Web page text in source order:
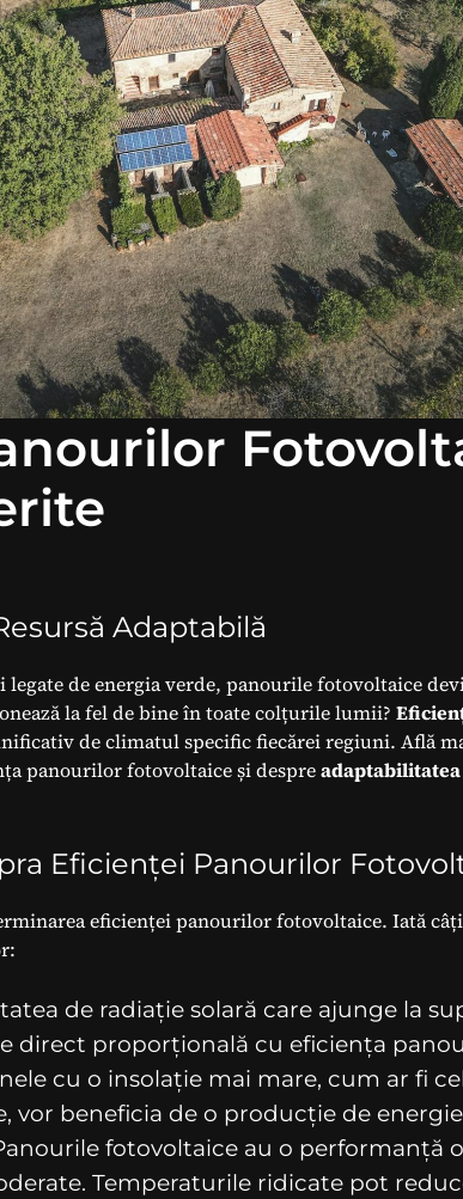
Adaptabilă
de energia verde, panourile fotovoltaice
la fel de bine în toate colțurile lumii?
de climatul specific fiecărei regiuni. Află
panourilor fotovoltaice și despreadaptabilitatea
Eficienței Panourilor
eficienței panourilor fotovoltaice. Iată
de radiație solară care ajunge la
direct proporțională cu eficiența
cu o insolație mai mare, cum ar fi
vor beneficia de o producție de
fotovoltaice au o performanță
Temperaturile ridicate pot